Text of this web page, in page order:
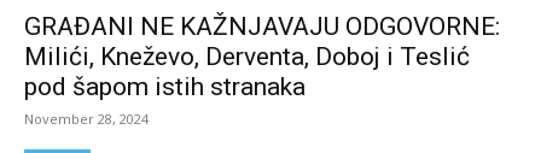
GRAĐANI NE KAŽNJAVAJU ODGOVORNE:
Milići, Kneževo, Derventa, Doboj i Teslić
pod šapom istih stranaka
November 28, 2024